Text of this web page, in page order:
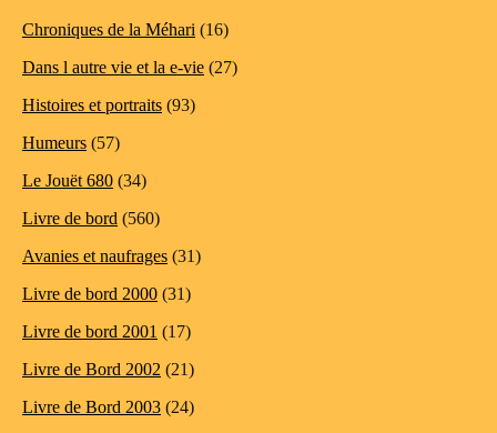
Chroniques de la Méhari (16)
Dans l autre vie et la e-vie (27)
Histoires et portraits (93)
Humeurs (57)
Le Jouët 680 (34)
Livre de bord (560)
Avanies et naufrages (31)
Livre de bord 2000 (31)
Livre de bord 2001 (17)
Livre de Bord 2002 (21)
Livre de Bord 2003 (24)